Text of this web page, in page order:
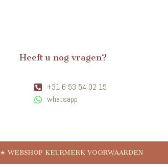
Heeft u nog vragen?
+31 6 53 54 02 15
whatsapp
★ WEBSHOP KEURMERK VOORWAARDEN